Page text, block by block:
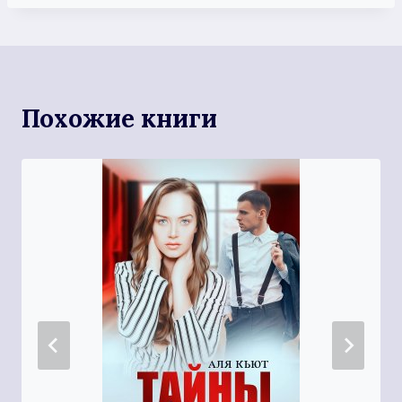
Похожие книги